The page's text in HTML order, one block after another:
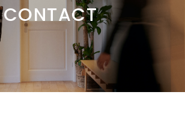
CONTACT